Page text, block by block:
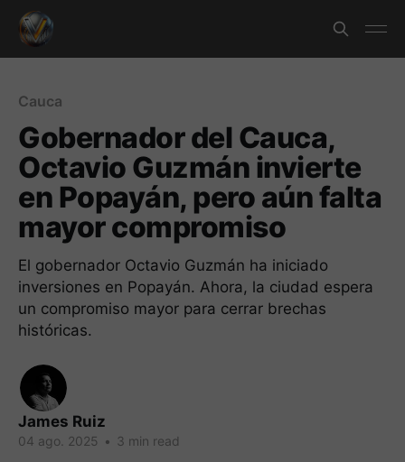
Cauca
Gobernador del Cauca,
Octavio Guzmán invierte
en Popayán, pero aún falta
mayor compromiso
El gobernador Octavio Guzmán ha iniciado
inversiones en Popayán. Ahora, la ciudad espera
un compromiso mayor para cerrar brechas
históricas.
James Ruiz
04 ago. 2025 • 3 min read